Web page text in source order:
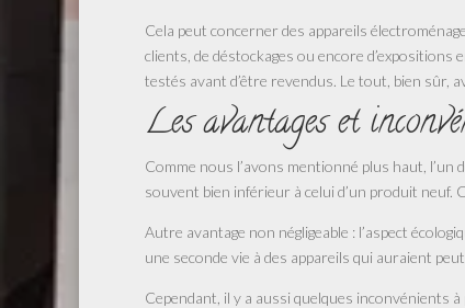
Cela peut concerner des appareils
clients, de déstockages ou encore
testés avant d’être revendus. Le tout, bien sûr,
Les avantages et
Comme nous l’avons mentionné plus haut, l’un
souvent bien inférieur à celui d’un produit neuf.
Autre avantage non négligeable : l’aspect
une seconde vie à des appareils qui auraient
Cependant, il y a aussi quelques inconvénients